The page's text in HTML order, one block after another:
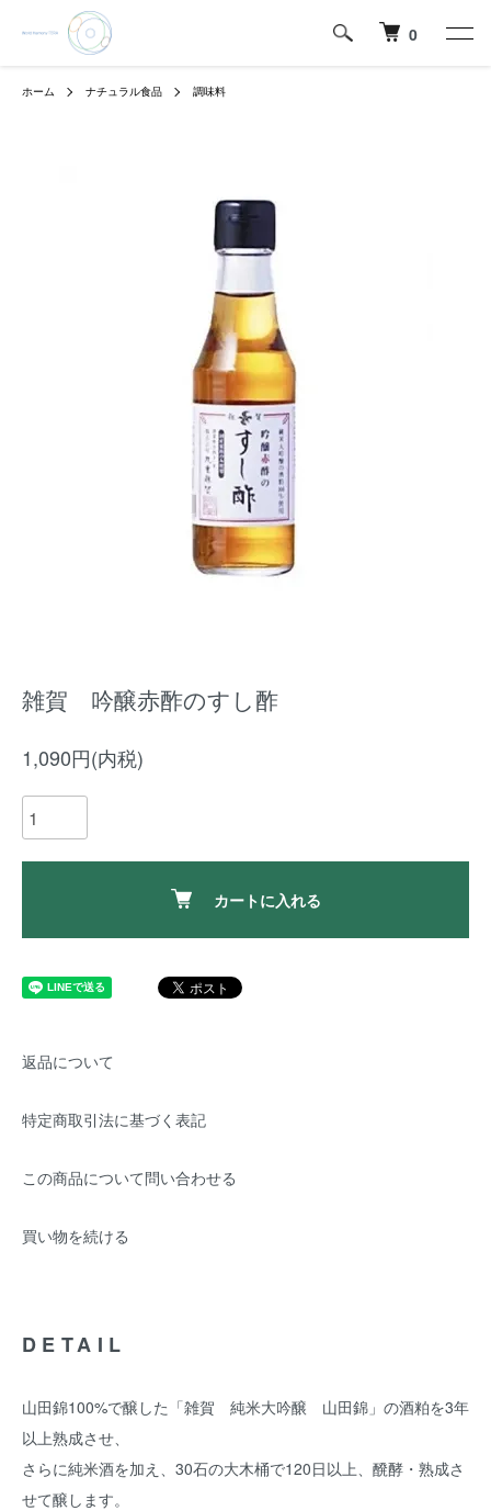
0
ホーム ナチュラル食品 調味料
雑賀 吟醸赤酢のすし酢
1,090円(内税)
カートに入れる
返品について
特定商取引法に基づく表記
この商品について問い合わせる
買い物を続ける
DETAIL
山田錦100%で醸した「雑賀 純米大吟醸 山田錦」の酒粕を3年
以上熟成させ、
さらに純米酒を加え、30石の大木桶で120日以上、醗酵・熟成さ
せて醸します。